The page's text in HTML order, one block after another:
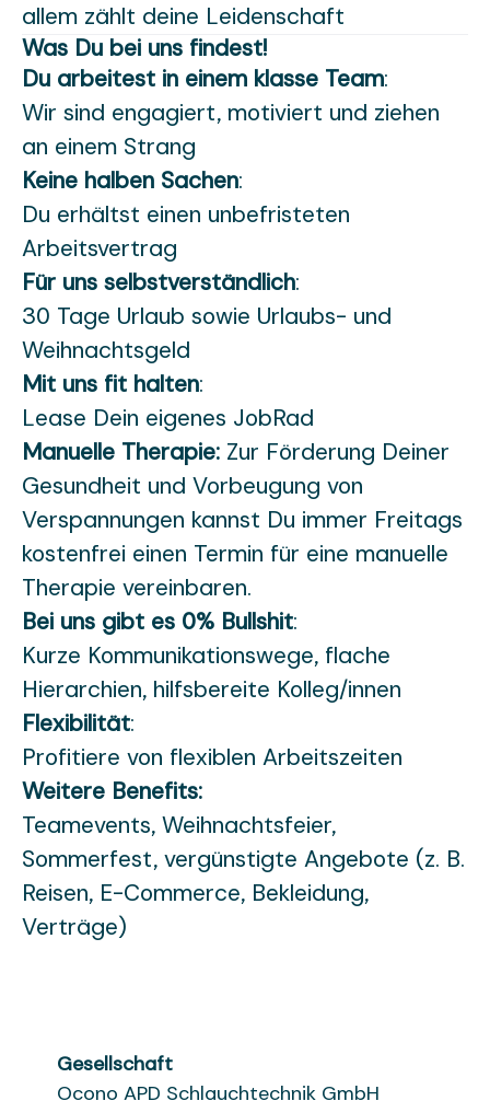
allem zählt deine Leidenschaft
Was Du bei uns findest!
Du arbeitest in einem klasse Team:
Wir sind engagiert, motiviert und ziehen
an einem Strang
Keine halben Sachen:
Du erhältst einen unbefristeten
Arbeitsvertrag
Für uns selbstverständlich:
30 Tage Urlaub sowie Urlaubs- und
Weihnachtsgeld
Mit uns fit halten:
Lease Dein eigenes JobRad
Manuelle Therapie: Zur Förderung Deiner
Gesundheit und Vorbeugung von
Verspannungen kannst Du immer Freitags
kostenfrei einen Termin für eine manuelle
Therapie vereinbaren.
Bei uns gibt es 0% Bullshit:
Kurze Kommunikationswege, flache
Hierarchien, hilfsbereite Kolleg/innen
Flexibilität:
Profitiere von flexiblen Arbeitszeiten
Weitere Benefits:
Teamevents, Weihnachtsfeier,
Sommerfest, vergünstigte Angebote (z. B.
Reisen, E-Commerce, Bekleidung,
Verträge)
Gesellschaft
Ocono APD Schlauchtechnik GmbH